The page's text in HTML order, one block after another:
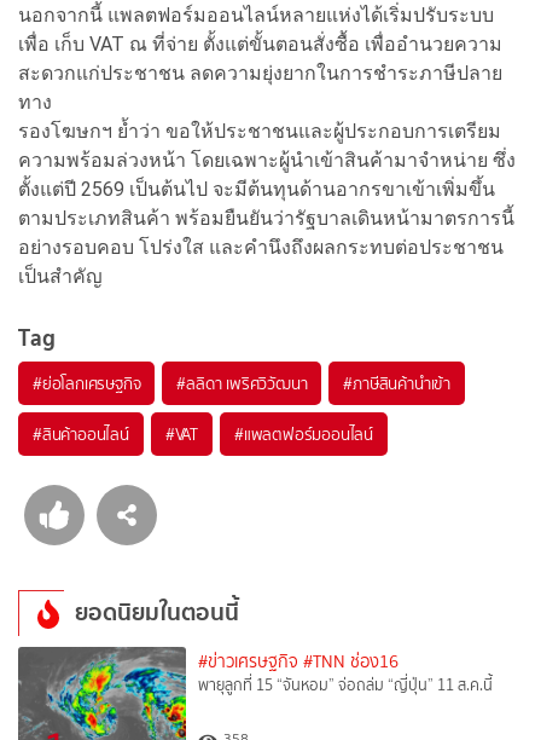
นอกจากนี้ แพลตฟอร์มออนไลน์หลายแห่งได้เริ่มปรับระบบ
เพื่อ เก็บ VAT ณ ที่จ่าย ตั้งแต่ขั้นตอนสั่งซื้อ เพื่ออำนวยความ
สะดวกแก่ประชาชน ลดความยุ่งยากในการชำระภาษีปลาย
ทาง
รองโฆษกฯ ย้ำว่า ขอให้ประชาชนและผู้ประกอบการเตรียม
ความพร้อมล่วงหน้า โดยเฉพาะผู้นำเข้าสินค้ามาจำหน่าย ซึ่ง
ตั้งแต่ปี 2569 เป็นต้นไป จะมีต้นทุนด้านอากรขาเข้าเพิ่มขึ้น
ตามประเภทสินค้า พร้อมยืนยันว่ารัฐบาลเดินหน้ามาตรการนี้
อย่างรอบคอบ โปร่งใส และคำนึงถึงผลกระทบต่อประชาชน
เป็นสำคัญ
Tag
#ย่อโลกเศรษฐกิจ #ลลิดา เพริศวิวัฒนา #ภาษีสินค้านำเข้า
#สินค้าออนไลน์ #VAT #แพลตฟอร์มออนไลน์
ยอดนิยมในตอนนี้
#ข่าวเศรษฐกิจ #TNN ช่อง16
พายุลูกที่ 15 “จันหอม” จ่อถล่ม “ญี่ปุ่น” 11 ส.ค.นี้